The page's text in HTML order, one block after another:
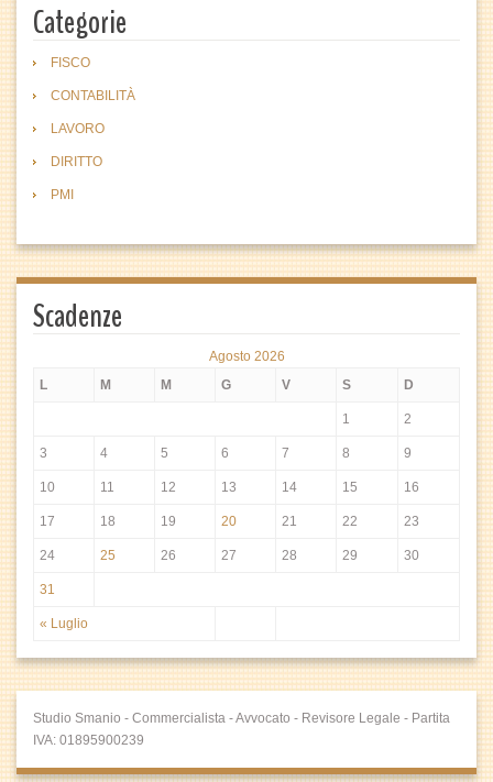
Categorie
FISCO
CONTABILITÀ
LAVORO
DIRITTO
PMI
Scadenze
Agosto 2026
L
M M G V S D
« Luglio
1 2
3 4 5 6 7 8 9
10 11 12 13 14 15 16
17 18 19 20 21 22 23
24 25 26 27 28 29 30
31
Studio Smanio - Commercialista - Avvocato - Revisore Legale - Partita
IVA: 01895900239